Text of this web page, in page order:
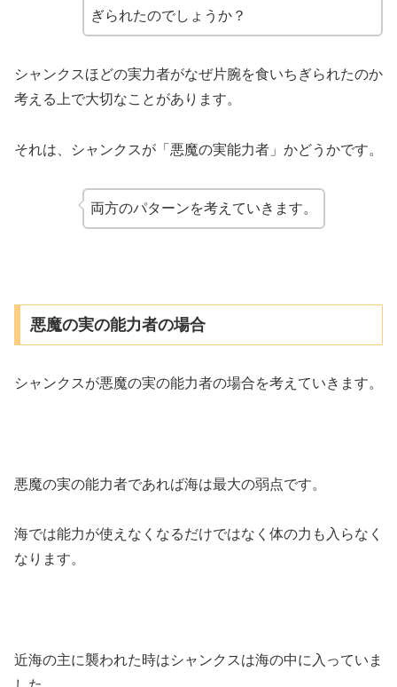
ぎられたのでしょうか？
シャンクスほどの実力者がなぜ片腕を食いちぎられたのか
考える上で大切なことがあります。
それは、シャンクスが「悪魔の実能力者」かどうかです。
両方のパターンを考えていきます。
悪魔の実の能力者の場合
シャンクスが悪魔の実の能力者の場合を考えていきます。
悪魔の実の能力者であれば海は最大の弱点です。
海では能力が使えなくなるだけではなく体の力も入らなく
なります。
近海の主に襲われた時はシャンクスは海の中に入っていま